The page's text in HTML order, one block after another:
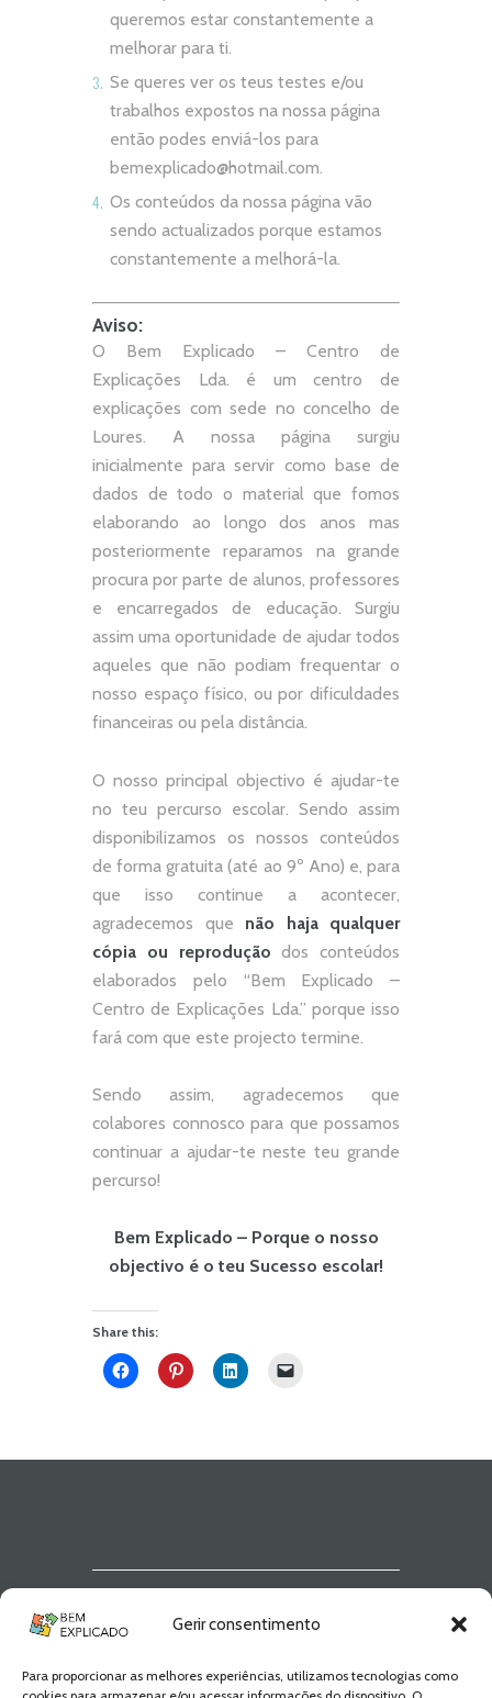
Gerir consentimento
Para proporcionar as melhores experiências, utilizamos tecnologias como
queremos estar constantemente a
melhorar para ti.
Se queres ver os teus testes e/ou
trabalhos expostos na nossa página
então podes enviá-los para
bemexplicado@hotmail.com.
Os conteúdos da nossa página vão
sendo actualizados porque estamos
constantemente a melhorá-la.
Aviso:
O Bem Explicado – Centro de
Explicações Lda. é um centro de
explicações com sede no concelho de
Loures. A nossa página surgiu
inicialmente para servir como base de
dados de todo o material que fomos
elaborando ao longo dos anos mas
posteriormente reparamos na grande
procura por parte de alunos, professores
e encarregados de educação. Surgiu
assim uma oportunidade de ajudar todos
aqueles que não podiam frequentar o
nosso espaço físico, ou por dificuldades
financeiras ou pela distância.
O nosso principal objectivo é ajudar-te
no teu percurso escolar. Sendo assim
disponibilizamos os nossos conteúdos
de forma gratuita (até ao 9º Ano) e, para
que isso continue a acontecer,
agradecemos que não
haja qualquer
cópia ou reprodução dos conteúdos
elaborados pelo “Bem Explicado –
Centro de Explicações Lda.” porque isso
fará com que este projecto termine.
Sendo assim, agradecemos que
colabores connosco para que possamos
continuar a ajudar-te neste teu grande
percurso!
Bem Explicado – Porque o nosso
objectivo é o teu Sucesso escolar!
Share this:
Explicado
Fica a par de todas as novidades! Zero